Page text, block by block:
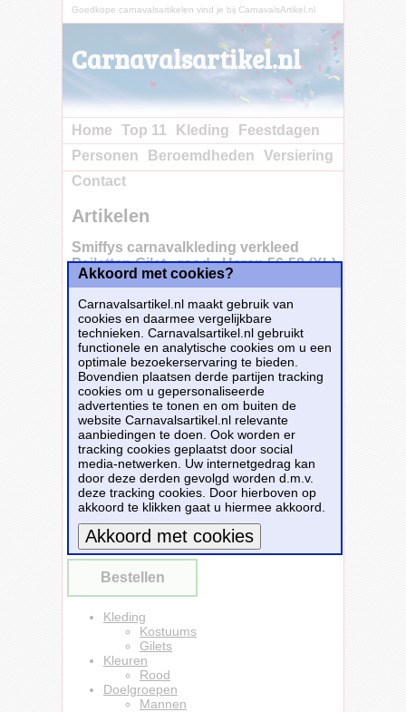
Goedkope carnavalsartikelen vind je bij CarnavalsArtikel.nl
Carnavalsartikel.nl
Home Top 11 Kleding
Feestdagen
Personen
Beroemdheden
Versiering
Contact
Artikelen
Smiffys carnavalkleding verkleed
Pailetten Gilet - rood - Heren 56-58 (XL)
Voeg een vleugje glamour toe aan je outfit met
dit rode pailetten gilet/vestje voor heren. Dit
stijlvolle vestje, gemaakt van polyester, is
bedekt met glinsterende pailetten die een
opvallende en feestelijke uitstraling geven.
Ideaal voor verkleedpartijen, speciale
evenementen of themafeesten, dit gilet biedt
een chique en glamoureuze look die zeker de
aandacht trekt. Het lichte polyester materiaal
zorgt voor een comfortabele pasvorm.
Dit carnavalsartikelSmiffys carnavalkleding
verkleed Pailetten Gilet - rood - Heren 56-
58 (XL) -is te bestellen bijFun-en-feest.nl
voor€ 18,99.
Bestellen
Kleding
Kostuums
Gilets
Kleuren
Rood
Doelgroepen
Mannen
Akkoord met cookies?
Carnavalsartikel.nl maakt gebruik van
cookies en daarmee vergelijkbare
technieken. Carnavalsartikel.nl gebruikt
functionele en analytische cookies om u een
optimale bezoekerservaring te bieden.
Bovendien plaatsen derde partijen tracking
cookies om u gepersonaliseerde
advertenties te tonen en om buiten de
website Carnavalsartikel.nl relevante
aanbiedingen te doen. Ook worden er
tracking cookies geplaatst door social
media-netwerken. Uw internetgedrag kan
door deze derden gevolgd worden d.m.v.
deze tracking cookies. Door hierboven op
akkoord te klikken gaat u hiermee akkoord.